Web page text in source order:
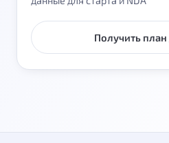
Получить план